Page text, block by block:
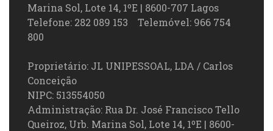
Marina Sol, Lote 14, 1ºE | 8600-707 Lagos
Telefone: 282 089 153 Telemóvel: 966 754
800
Proprietário: JL UNIPESSOAL, LDA / Carlos
Conceição
NIPC: 513554050
Administração: Rua Dr. José Francisco Tello
Queiroz, Urb. Marina Sol, Lote 14, 1ºE | 8600-